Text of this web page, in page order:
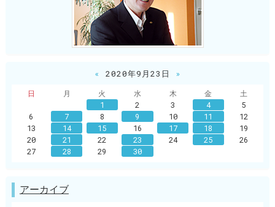
« 2020年9月23日
»
日
月 火 水 木 金
土
1
2 3 4
5
6
7 8 9 10 11
12
13
14 15 16 17 18
19
20
21 22 23 24 25
26
27
28 29 30
アーカイブ